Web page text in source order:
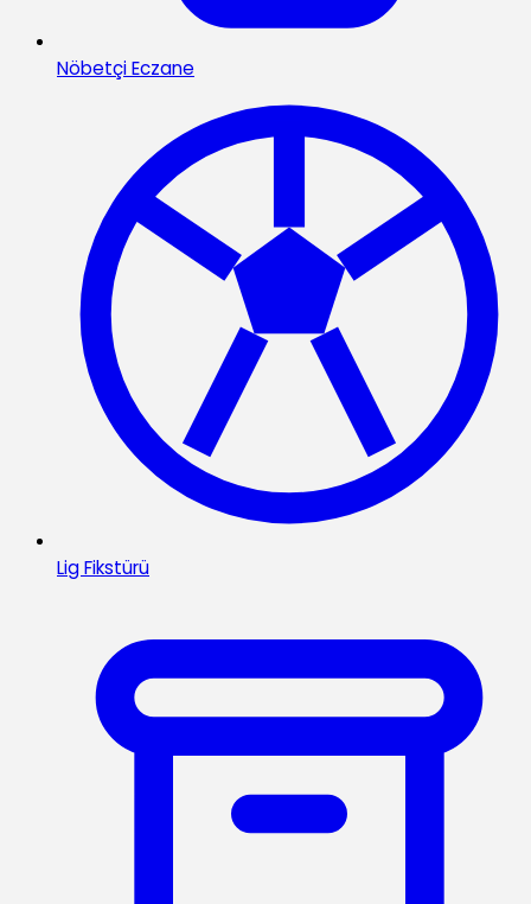
Nöbetçi Eczane
Lig Fikstürü